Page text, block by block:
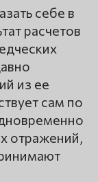
себе в
расчетов
из ее
сам по
отражений,